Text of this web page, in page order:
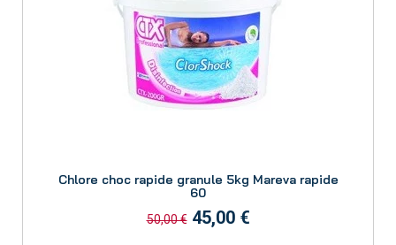
Chlore choc rapide granule 5kg Mareva rapide
60
50,00 € 45,00 €